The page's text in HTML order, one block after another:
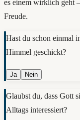
es einem wirklich geht
Freude.
Hast du schon einmal
Himmel geschickt?
Ja Nein
Glaubst du, dass Gott
Alltags interessiert?